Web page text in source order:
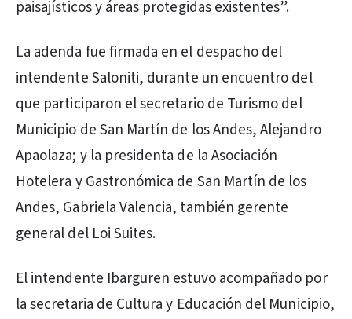
paisajísticos y áreas protegidas existentes”.
La adenda fue firmada en el despacho del
intendente Saloniti, durante un encuentro del
que participaron el secretario de Turismo del
Municipio de San Martín de los Andes, Alejandro
Apaolaza; y la presidenta de la Asociación
Hotelera y Gastronómica de San Martín de los
Andes, Gabriela Valencia, también gerente
general del Loi Suites.
El intendente Ibarguren estuvo acompañado por
la secretaria de Cultura y Educación del Municipio,